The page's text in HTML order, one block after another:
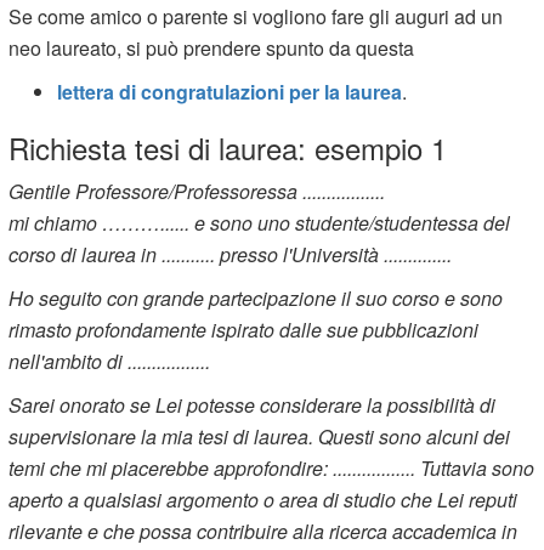
Se come amico o parente si vogliono fare gli auguri ad un
neo laureato, si può prendere spunto da questa
lettera di congratulazioni per la laurea.
Richiesta tesi di laurea: esempio 1
Gentile Professore/Professoressa .................
mi chiamo ………...... e sono uno studente/studentessa del
corso di laurea in ........... presso l'Università ..............
Ho seguito con grande partecipazione il suo corso e sono
rimasto profondamente ispirato dalle sue pubblicazioni
nell'ambito di .................
Sarei onorato se Lei potesse considerare la possibilità di
supervisionare la mia tesi di laurea. Questi sono alcuni dei
temi che mi piacerebbe approfondire: ................. Tuttavia sono
aperto a qualsiasi argomento o area di studio che Lei reputi
rilevante e che possa contribuire alla ricerca accademica in